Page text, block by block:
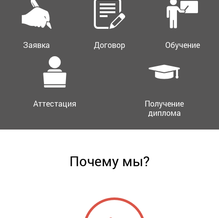
Заявка Договор Обучение
Аттестация
Получение
диплома
Почему мы?